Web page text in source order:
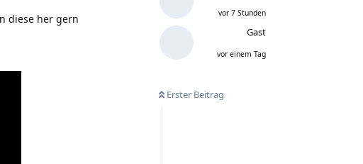
vor 7 Stunden
Gast
vor einem Tag
Erster Beitrag
diese her gern